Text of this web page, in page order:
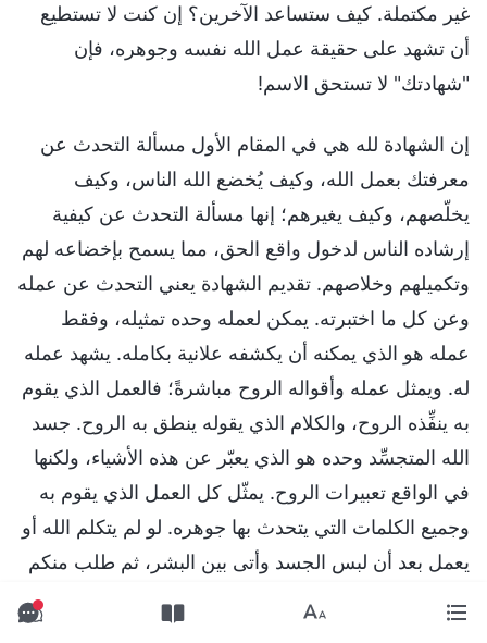
غير مكتملة. كيف ستساعد الآخرين؟ إن كنت لا تستطيع
أن تشهد على حقيقة عمل الله نفسه وجوهره، فإن
"شهادتك" لا تستحق الاسم!
إن الشهادة لله هي في المقام الأول مسألة التحدث عن
معرفتك بعمل الله، وكيف يُخضع الله الناس، وكيف
يخلّصهم، وكيف يغيرهم؛ إنها مسألة التحدث عن كيفية
إرشاده الناس لدخول واقع الحق، مما يسمح بإخضاعه لهم
وتكميلهم وخلاصهم. تقديم الشهادة يعني التحدث عن عمله
وعن كل ما اختبرته. يمكن لعمله وحده تمثيله، وفقط
عمله هو الذي يمكنه أن يكشفه علانية بكامله. يشهد عمله
له. ويمثل عمله وأقواله الروح مباشرةً؛ فالعمل الذي يقوم
به ينفِّذه الروح، والكلام الذي يقوله ينطق به الروح. جسد
الله المتجسِّد وحده هو الذي يعبّر عن هذه الأشياء، ولكنها
في الواقع تعبيرات الروح. يمثّل كل العمل الذي يقوم به
وجميع الكلمات التي يتحدث بها جوهره. لو لم يتكلم الله أو
يعمل بعد أن لبس الجسد وأتى بين البشر، ثم طلب منكم
أن تعرفوا جانبه العمليّ وحالته الطبيعية وكليّة قدرته، فهل
كنت لتتمكن من ذلك؟ هل كنت لتستطيع معرفة ما هو